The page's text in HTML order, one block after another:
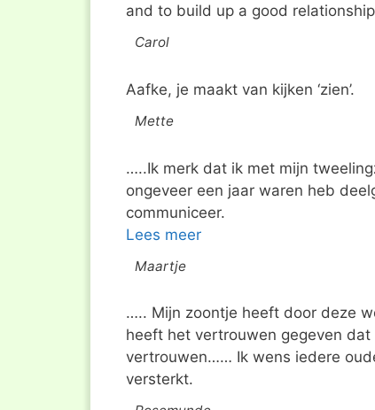
and to build up a good
Carol
Aafke, je maakt van kijken ‘zien’.
Mette
…..Ik merk dat ik met mijn
ongeveer een jaar waren heb
communiceer.
Lees meer
Maartje
….. Mijn zoontje heeft door deze
heeft het vertrouwen gegeven
vertrouwen…… Ik wens iedere
versterkt.